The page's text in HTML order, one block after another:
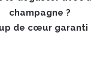
champagne ?
de cœur garanti